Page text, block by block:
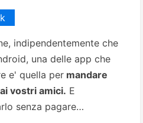
indipendentemente che
una delle app che
e' quella per mandare
vostri amici. E
senza pagare…